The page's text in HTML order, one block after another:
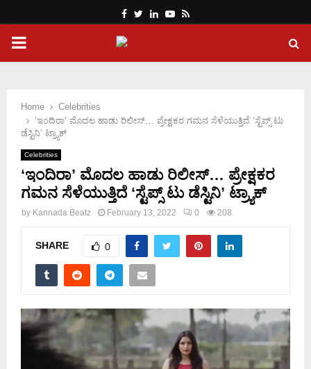
Facebook
Twitter
LinkedinYoutube
Rss
PRIMARY
Home
Celebrities
‘ಇಂದಿರಾ’ ಮೊದಲ ಹಾಡು ರಿಲೀಸ್… ಪ್ರೇಕ್ಷಕರ ಗಮನ ಸೆಳೆಯುತ್ತಿದೆ ‘ಸ್ಟೆಪ್ಸ್ ಟು
ಡೆಸ್ಟಿನಿ’ ಟ್ರ್ಯಾಕ್
Celebrities
‘ಇಂದಿರಾ’ ಮೊದಲ ಹಾಡು ರಿಲೀಸ್… ಪ್ರೇಕ್ಷಕರ
ಗಮನ ಸೆಳೆಯುತ್ತಿದೆ ‘ಸ್ಟೆಪ್ಸ್ ಟು ಡೆಸ್ಟಿನಿ’ ಟ್ರ್ಯಾಕ್
by Kannada Beatz February 13, 2022 0 208
SHARE 0